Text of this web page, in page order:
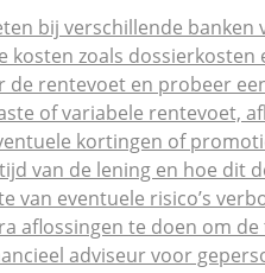
bij verschillende banken
kosten zoals dossierkosten
de rentevoet en probeer
of variabele rentevoet,
kortingen of
van de lening en hoe dit
van eventuele risico’s
aflossingen te doen om
adviseur voor